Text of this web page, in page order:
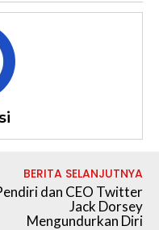
BERITA SELANJUTNYA
dan CEO Twitter
Jack Dorsey
Mengundurkan Diri